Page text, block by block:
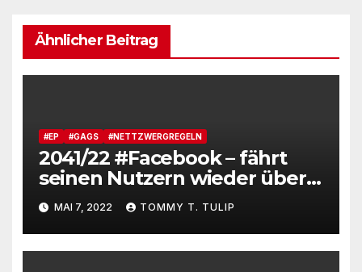
Ähnlicher Beitrag
#EP #GAGS #NETTZWERGREGELN
2041/22 #Facebook – fährt
seinen Nutzern wieder über
den Mund, in der
Spezialistengruppe:
Kneipenwitze und rügt
sexuelle Handlungen
MAI 7, 2022 TOMMY T. TULIP